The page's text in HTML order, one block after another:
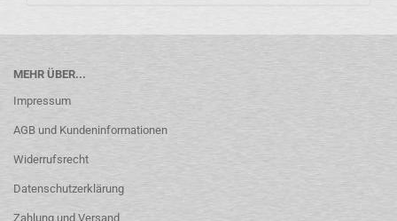
MEHR ÜBER...
Impressum
AGB und Kundeninformationen
Widerrufsrecht
Datenschutzerklärung
Zahlung und Versand